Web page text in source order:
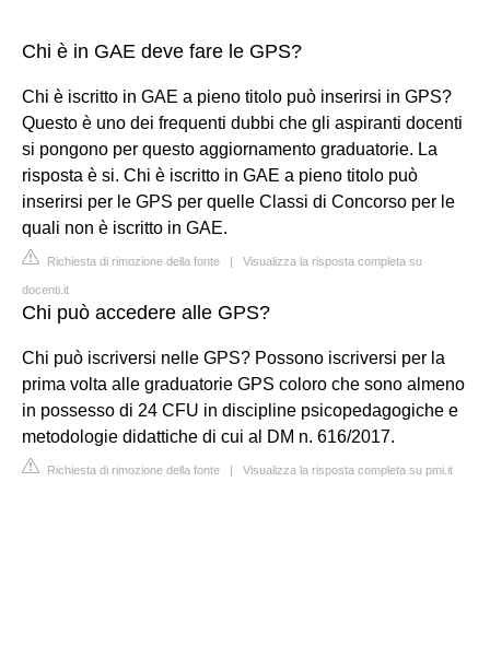
Chi è in GAE deve fare le GPS?
Chi è iscritto in GAE a pieno titolo può inserirsi in GPS?
Questo è uno dei frequenti dubbi che gli aspiranti docenti
si pongono per questo aggiornamento graduatorie. La
risposta è si. Chi è iscritto in GAE a pieno titolo può
inserirsi per le GPS per quelle Classi di Concorso per le
quali non è iscritto in GAE.
Richiesta di rimozione della fonte | Visualizza la risposta completa su
docenti.it
Chi può accedere alle GPS?
Chi può iscriversi nelle GPS? Possono iscriversi per la
prima volta alle graduatorie GPS coloro che sono almeno
in possesso di 24 CFU in discipline psicopedagogiche e
metodologie didattiche di cui al DM n. 616/2017.
Richiesta di rimozione della fonte | Visualizza la risposta completa su pmi.it